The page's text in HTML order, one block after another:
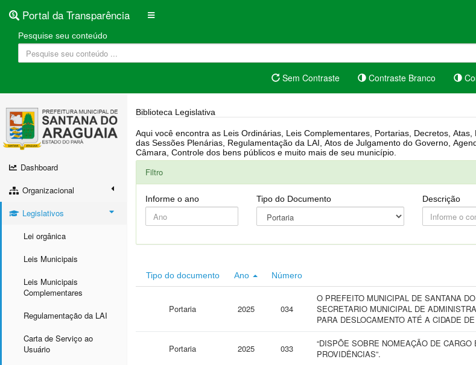
Portal da Transparência
Pesquise seu conteúdo
Sem Contraste Contraste Branco
Dashboard
Organizacional
Legislativos
Lei orgânica
Leis Municipais
Leis Municipais
Complementares
Regulamentação da LAI
Carta de Serviço ao
Usuário
Biblioteca Legislativa
Aqui você encontra as Leis Ordinárias, Leis Complementares, Portarias, Decretos, Atas, PPA, LDO, LOA, RREO, Resoluções, RGF, Lei Orgânica, Regimento Interno, Pauta
das Sessões Plenárias, Regulamentação da LAI, Atos de Julgamento do Governo, Agenda Externa do presidente, Relatório do Controle Interno, Projetos em tramitação na
Câmara, Controle dos bens públicos e muito mais de seu município.
Filtro
Informe o ano Tipo do Documento Descrição
Tipo do documento Ano Número
Portaria 2025 034
O PREFEITO MUNICIPAL DE SANTANA
SECRETARIO MUNICIPAL DE
PARA DESLOCAMENTO ATÉ A CIDADE
Portaria 2025 033
“DISPÕE SOBRE NOMEAÇÃO DE
PROVIDÊNCIAS”.